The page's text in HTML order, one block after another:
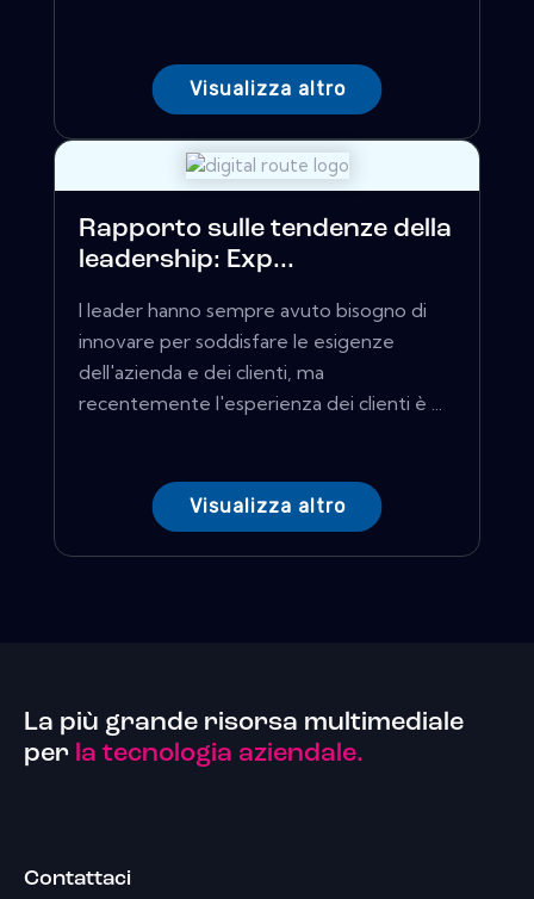
Visualizza altro
Rapporto sulle tendenze della
leadership: Exp...
I leader hanno sempre avuto bisogno di
innovare per soddisfare le esigenze
dell'azienda e dei clienti, ma
recentemente l'esperienza dei clienti è ...
Visualizza altro
La più grande risorsa multimediale
per la tecnologia aziendale.
Contattaci